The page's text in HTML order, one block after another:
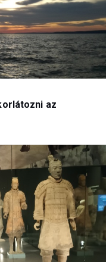
az